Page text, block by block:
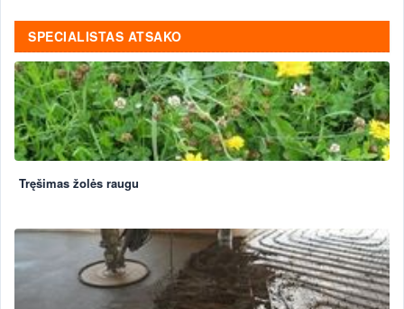
SPECIALISTAS ATSAKO
Tręšimas žolės raugu